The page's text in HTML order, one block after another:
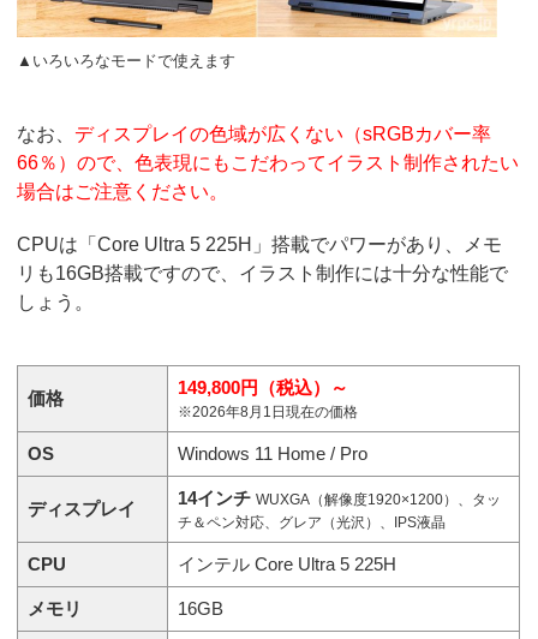
▲いろいろなモードで使えます
なお、 ディスプレイの色域が広くない（sRGBカバー率
66％）ので、色表現にもこだわってイラスト制作されたい
場合はご注意ください。
CPUは「Core Ultra 5 225H」搭載でパワーがあり、メモ
リも16GB搭載ですので、イラスト制作には十分な性能で
しょう。
価格
149,800円（税込）～
※2026年8月1日現在の価格
OS Windows 11 Home / Pro
ディスプレイ
14インチ WUXGA（解像度1920×1200）、タッ
チ＆ペン対応、グレア（光沢）、IPS液晶
CPU インテル Core Ultra 5 225H
メモリ 16GB